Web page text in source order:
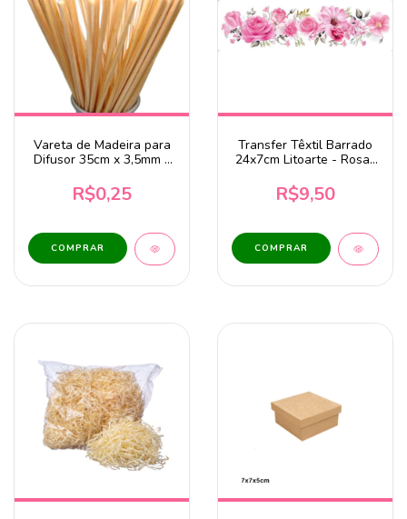
Vareta de Madeira para
Difusor 35cm x 3,5mm -
R$0,25
Transfer Têxtil Barrado
24x7cm Litoarte - Rosas
R$9,50